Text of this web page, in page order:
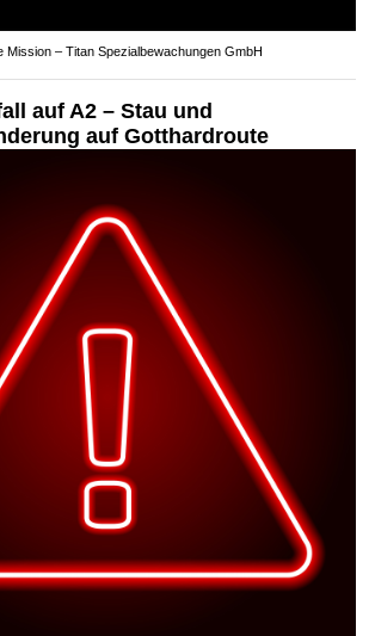
Mission – Titan Spezialbewachungen GmbH
auf A2 – Stau und
auf Gotthardroute